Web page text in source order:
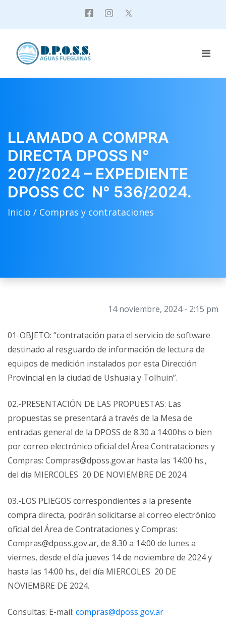
LLAMADO A COMPRA
DIRECTA DPOSS N°
207/2024 – EXPEDIENTE
DPOSS CC N° 536/2024.
Inicio / Compras y contrataciones
14 noviembre, 2024 - 2:15 pm
01-OBJETO: “contratación para el servicio de software
destinado al resguardo de información de lectura de
equipos de medición instalados por esta Dirección
Provincial en la ciudad de Ushuaia y Tolhuin”.
02.-PRESENTACIÓN DE LAS PROPUESTAS: Las
propuestas se presentará a través de la Mesa de
entradas general de la DPOSS de 8.30 a 14:00hs o bien
por correo electrónico oficial del Área Contrataciones y
Compras: Compras@dposs.gov.ar hasta las 14:00 hs.,
del día MIERCOLES 20 DE NOVIEMBRE DE 2024.
03.-LOS PLIEGOS correspondientes a la presente
compra directa, podrán solicitarse al correo electrónico
oficial del Área de Contrataciones y Compras:
Compras@dposs.gov.ar, de 8.30 a 14:00 de lunes a
viernes, desde el día jueves 14 de noviembre de 2024 y
hasta las 14:00 hs., del día MIERCOLES 20 DE
NOVIEMBRE DE 2024.
Consultas: E-mail: compras@dposs.gov.ar